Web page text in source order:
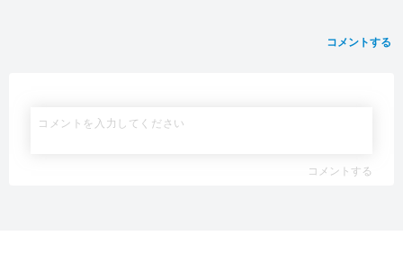
コメントする
コメントする